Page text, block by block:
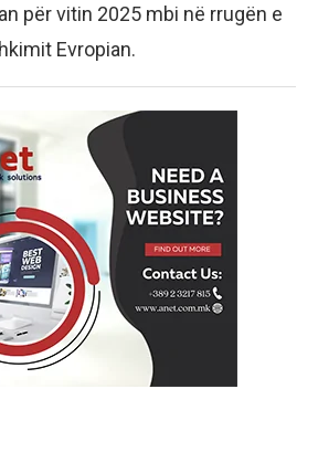
për vitin 2025 mbi në rrugën e
Evropian.